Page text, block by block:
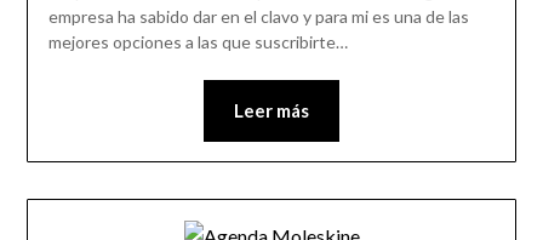
empresa ha sabido dar en el clavo y para mi es una de las
mejores opciones a las que suscribirte…
Leer más